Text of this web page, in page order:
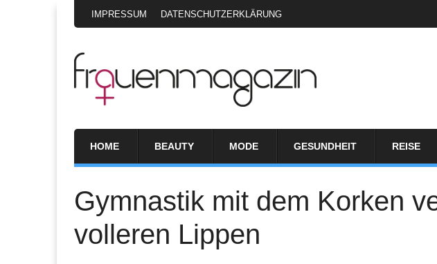
IMPRESSUM DATENSCHUTZERKLÄRUNG
HOME BEAUTY MODE GESUNDHEIT REISE
Gymnastik mit dem Korken
volleren Lippen